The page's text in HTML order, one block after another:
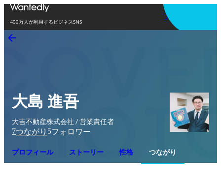
400万人が利用するビジネスSNS
アプリを使う
大島 進吾
大吉不動産株式会社 / 営業責任者
7つながり 5フォロワー
プロフィール ストーリー 性格 つながり